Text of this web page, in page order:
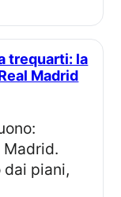
Madrid
Madrid.
dai piani,